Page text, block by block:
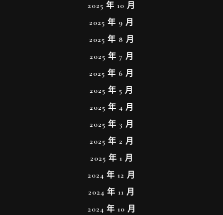
2025 年 10 月
2025 年 9 月
2025 年 8 月
2025 年 7 月
2025 年 6 月
2025 年 5 月
2025 年 4 月
2025 年 3 月
2025 年 2 月
2025 年 1 月
2024 年 12 月
2024 年 11 月
2024 年 10 月